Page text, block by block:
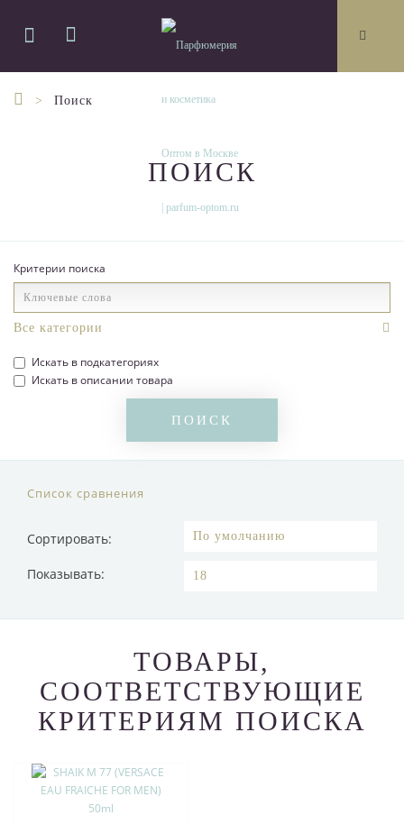
Поиск
ПОИСК
Критерии поиска
Искать в подкатегориях
Искать в описании товара
Список сравнения
Сортировать:
Показывать:
ТОВАРЫ,
СООТВЕТСТВУЮЩИЕ
КРИТЕРИЯМ ПОИСКА